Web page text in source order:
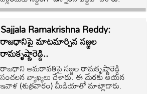
Sajjala Ramakrishna Reddy:
రాజధానిపై మాటమార్చిన సజ్జల
రామకృష్ణారెడ్డి..
రాజధాని అమరావతిపై సజ్జల రామకృష్ణారెడ్డి
సంచలన వ్యాఖ్యలు చేశారు. ఈ మేరకు ఆయన
ఇవాళ (శుక్రవారం) మీడియాతో మాట్లాడారు.